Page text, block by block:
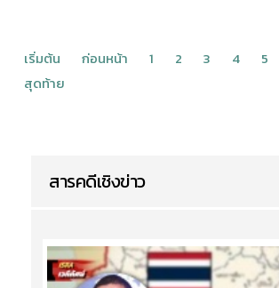
เริ่มต้น ก่อนหน้า 1 2 3 4 5
สุดท้าย
สารคดีเชิงข่าว